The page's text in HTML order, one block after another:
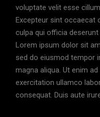
voluptate velit esse
Excepteur sint occaecat
culpa qui officia
Lorem ipsum dolor sit
sed do eiusmod tempor
magna aliqua. Ut enim
exercitation ullamco
consequat. Duis aute